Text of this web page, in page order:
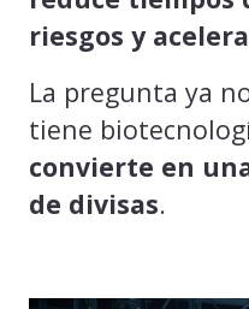
riesgos y
La pregunta ya
tiene
convierte en
de divisas.